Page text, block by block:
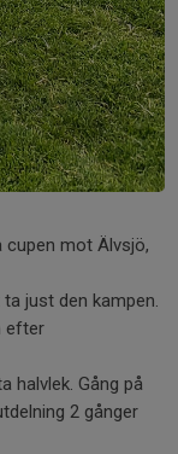
mot Älvsjö,
just den kampen.
efter
halvlek. Gång på
2 gånger